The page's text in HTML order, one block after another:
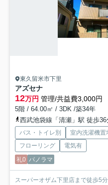
東久留米市下里
アズセナ
12万円 管理/共益費3,000円
5階 / 64.00㎡ / 3DK /築34年
西武池袋線「清瀬」駅 徒歩36
バス・トイレ別 室内洗濯機置
フローリング
電気有
礼0 パノラマ
スーパーオザム下里店まで徒歩5